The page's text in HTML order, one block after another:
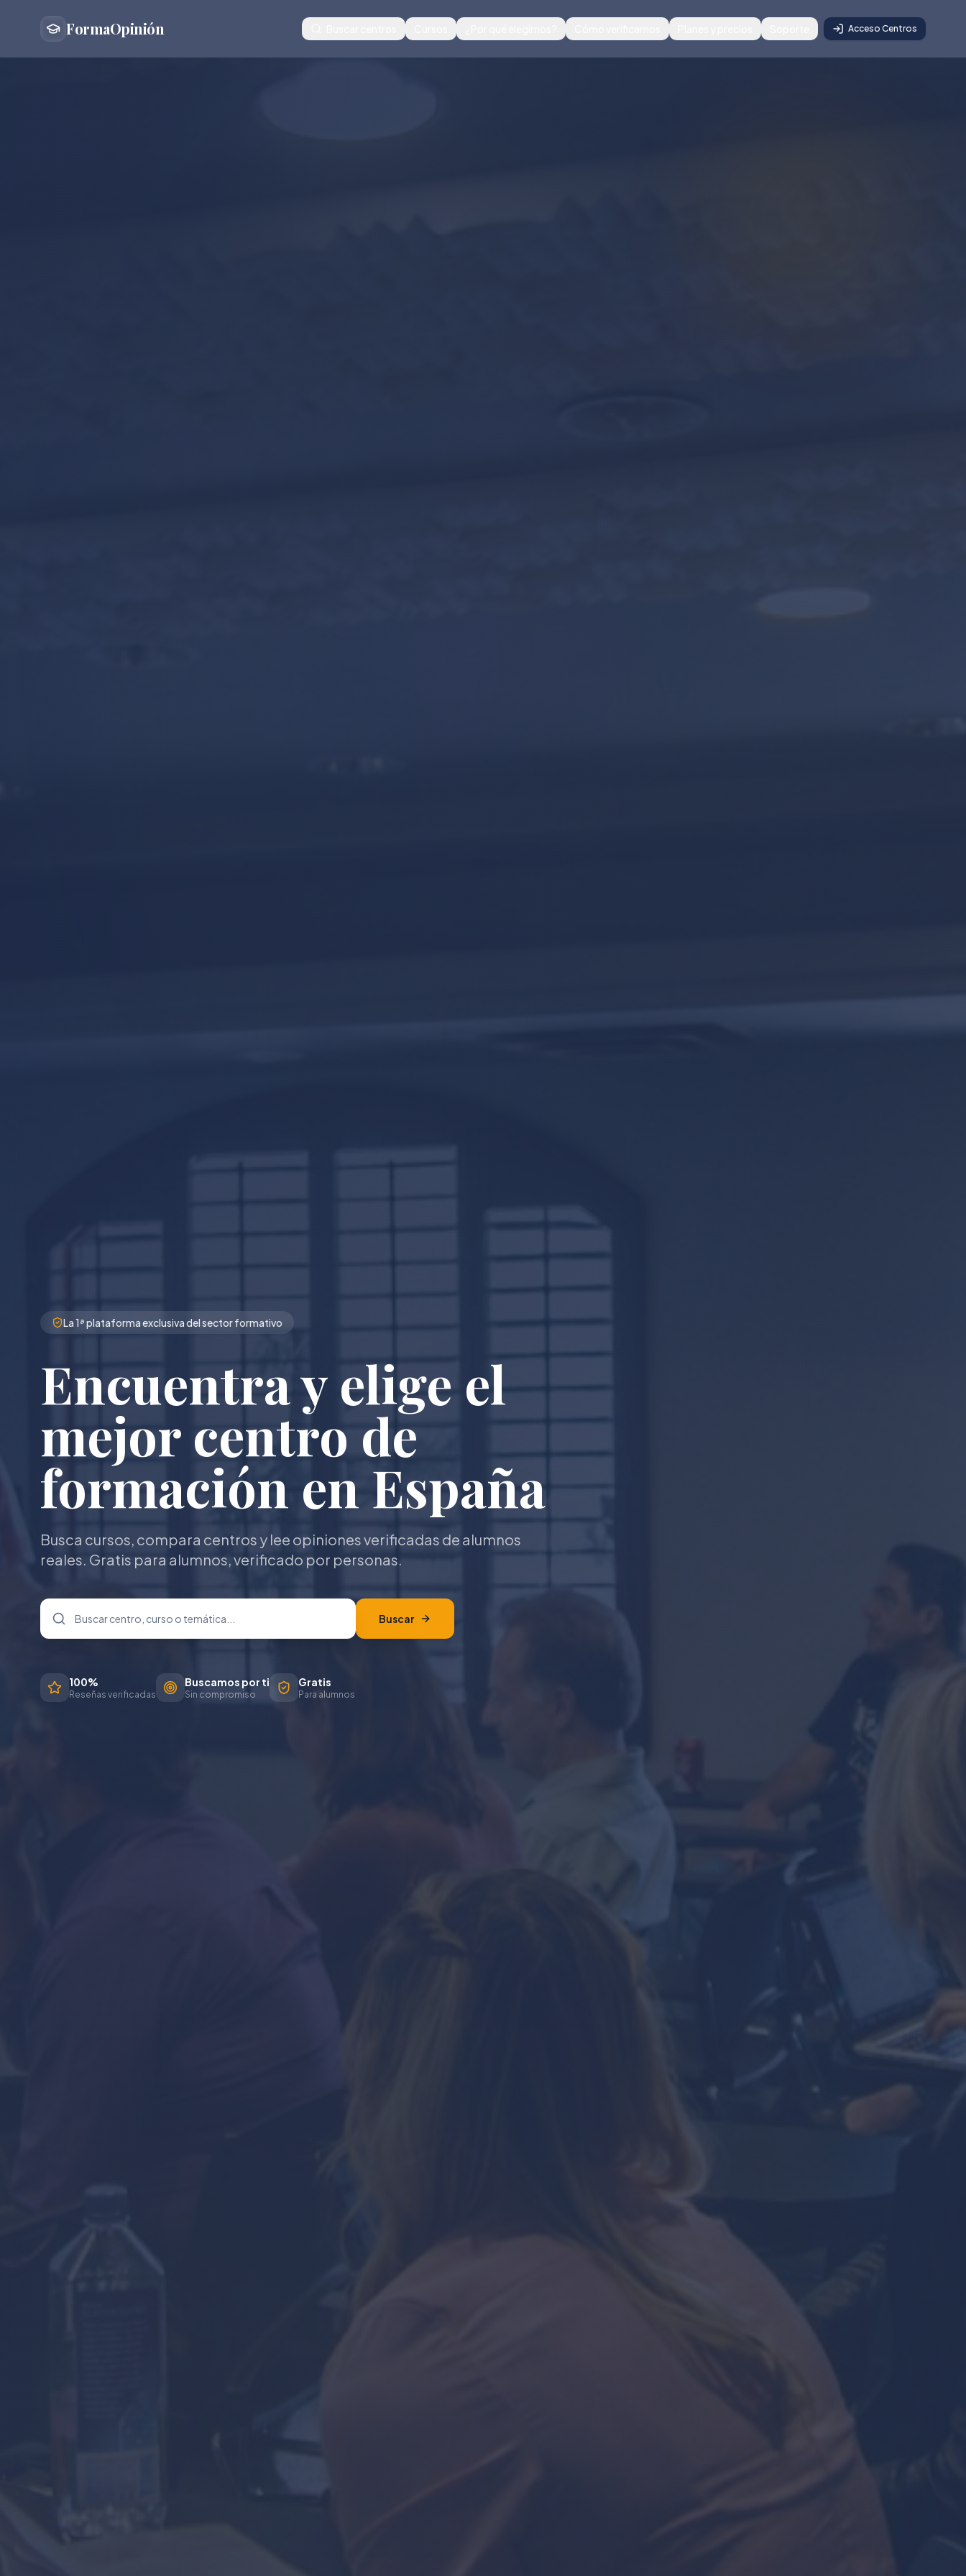
FormaOpinión Acceso Centros
La 1ª plataforma exclusiva del sector formativo
Encuentra y elige el
mejor centro de
formación en España
Busca cursos, compara centros y lee opiniones verificadas de alumnos
reales. Gratis para alumnos, verificado por personas.
Buscar
100%
Reseñas verificadas
Buscamos por ti
Sin compromiso
Gratis
Para alumnos